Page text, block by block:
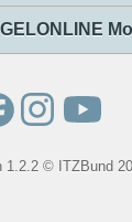
1.2.2 © ITZBund